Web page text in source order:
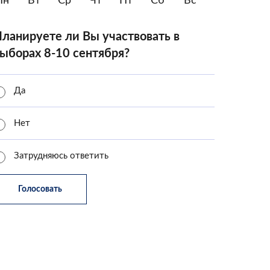
ли Вы участвовать в
8-10 сентября?
Да
Нет
Затрудняюсь ответить